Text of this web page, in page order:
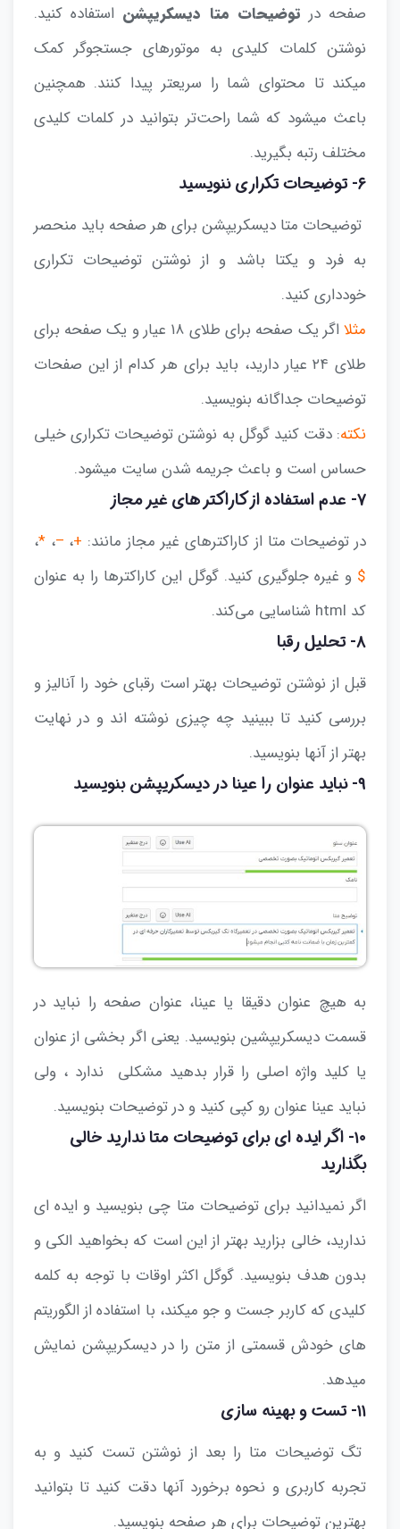
صفحه در توضیحات متا دیسکریپشن استفاده کنید.
نوشتن کلمات کلیدی به موتورهای جستجوگر کمک
میکند تا محتوای شما را سریعتر پیدا کنند. همچنین
باعث میشود که شما راحت‌تر بتوانید در کلمات کلیدی
مختلف رتبه بگیرید.
۶- توضیحات تکراری ننویسید
توضیحات متا دیسکریپشن برای هر صفحه باید منحصر
به فرد و یکتا باشد و از نوشتن توضیحات تکراری
خودداری کنید.
مثلا
اگر یک صفحه برای طلای ۱۸ عیار و یک صفحه برای
طلای ۲۴ عیار دارید، باید برای هر کدام از این صفحات
توضیحات جداگانه بنویسید.
نکته: دقت کنید گوگل به نوشتن توضیحات تکراری خیلی
حساس است و باعث جریمه شدن سایت میشود.
۷- عدم استفاده از کاراکتر های غیر مجاز
در توضیحات متا از کاراکترهای غیر مجاز مانند: +، –،*،
$ و غیره جلوگیری کنید. گوگل این کاراکترها را به عنوان
کد html شناسایی می‌کند.
۸- تحلیل رقبا
قبل از نوشتن توضیحات بهتر است رقبای خود را آنالیز و
بررسی کنید تا ببینید چه چیزی نوشته اند و در نهایت
بهتر از آنها بنویسید.
۹- نباید عنوان را عینا در دیسکریپشن بنویسید
به هیچ عنوان دقیقا یا عینا، عنوان صفحه را نباید در
قسمت دیسکریپشین بنویسید. یعنی اگر بخشی از عنوان
یا کلید واژه اصلی را قرار بدهید مشکلی ندارد ، ولی
نباید عینا عنوان رو کپی کنید و در توضیحات بنویسید.
۱۰- اگر ایده ای برای توضیحات متا ندارید خالی
بگذارید
اگر نمیدانید برای توضیحات متا چی بنویسید و ایده ای
ندارید، خالی بزارید بهتر از این است که بخواهید الکی و
بدون هدف بنویسید. گوگل اکثر اوقات با توجه به کلمه
کلیدی که کاربر جست و جو میکند، با استفاده از الگوریتم
های خودش قسمتی از متن را در دیسکریپشن نمایش
میدهد.
۱۱- تست و بهینه‌ سازی
تگ توضیحات متا را بعد از نوشتن تست کنید و به
تجربه کاربری و نحوه برخورد آنها دقت کنید تا بتوانید
بهترین توضیحات برای هر صفحه بنویسید.